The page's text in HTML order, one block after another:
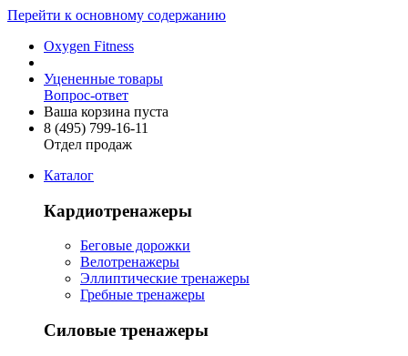
Перейти к основному содержанию
Oxygen Fitness
Уцененные товары
Вопрос-ответ
Ваша корзина пуста
8 (495) 799-16-11
Отдел продаж
Каталог
Кардиотренажеры
Беговые дорожки
Велотренажеры
Эллиптические тренажеры
Гребные тренажеры
Силовые тренажеры